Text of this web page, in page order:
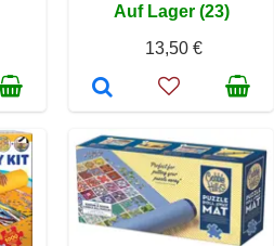
Auf Lager (23)
13,50 €